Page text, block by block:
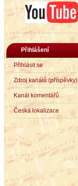
Přihlášení
Přihlásit se
Zdroj kanálů (příspěvky)
Kanál komentářů
Česká lokalizace